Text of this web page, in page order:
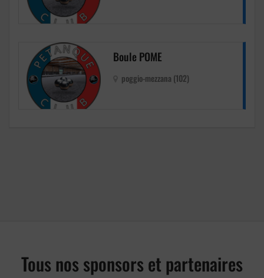
Boule POME
poggio-mezzana (102)
Tous nos sponsors et partenaires